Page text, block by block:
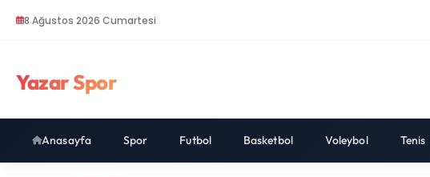
8 Ağustos 2026 Cumartesi
Yazar Spor
Anasayfa Spor Futbol Basketbol Voleybol Tenis